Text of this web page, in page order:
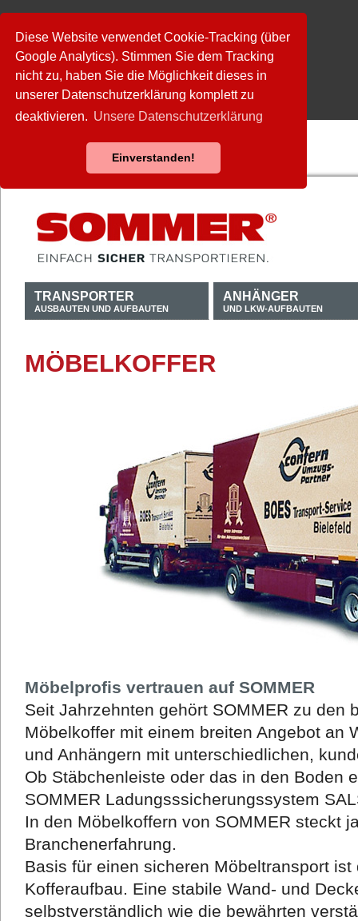
Diese Website verwendet Cookie-Tracking (über
Google Analytics). Stimmen Sie dem Tracking
nicht zu, haben Sie die Möglichkeit dieses in
unserer Datenschutzerklärung komplett zu
deaktivieren. Unsere Datenschutzerklärung
Einverstanden!
TRANSPORTER
AUSBAUTEN UND AUFBAUTEN
ANHÄNGER
UND LKW-AUFBAUTEN
MÖBELKOFFER
Möbelprofis vertrauen auf SOMMER
Seit Jahrzehnten gehört SOMMER zu den
Möbelkoffer mit einem breiten Angebot an
und Anhängern mit unterschiedlichen,
Ob Stäbchenleiste oder das in den Boden
SOMMER Ladungsssicherungssystem
In den Möbelkoffern von SOMMER steckt
Branchenerfahrung.
Basis für einen sicheren Möbeltransport ist
Kofferaufbau. Eine stabile Wand- und
selbstverständlich wie die bewährten